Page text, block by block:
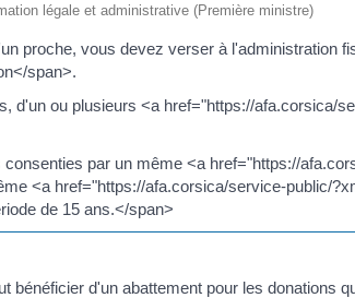
légale et administrative (Première ministre)
proche, vous devez verser à l'administration
span>.
d'un ou plusieurs <a href="https://afa.corsica/
par un même <a href="https://
<a href="https://afa.corsica/service-public/
de 15 ans.</span>
bénéficier d'un abattement pour les donations